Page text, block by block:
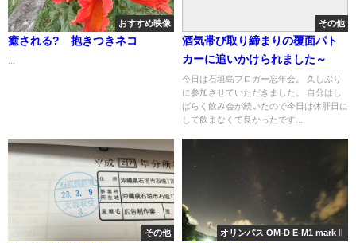
おすすめ映像
癒される? 抱きつきネコ
その他
酒気帯び取り締まりの覆面パト
カーに追いかけられました～
今日は石垣島ブロガー忘年会。 久しぶり
に参加させていただきました。 自分はし
ばらく飲み会が続いたので今日は休肝日に
して飲まなくて良かったです...
その他 オリンパス OM-D E-M1 markⅡ